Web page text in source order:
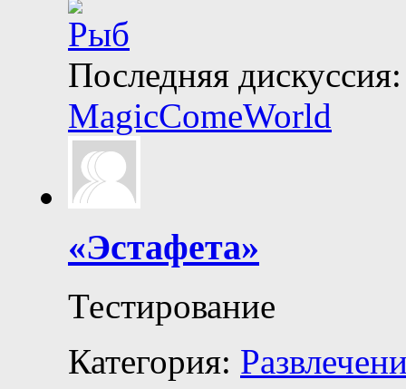
Последняя дискуссия:
MagicComeWorld
«Эстафета»
Тестирование
Категория: